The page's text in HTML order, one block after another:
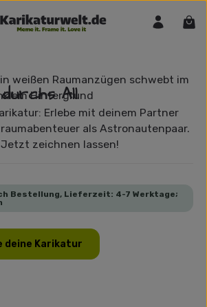
durchs All
Erlebe mit deinem Partner
als Astronautenpaar.
Jetzt zeichnen lassen!
Bestellung, Lieferzeit: 4-7 Werktage;
deine Karikatur